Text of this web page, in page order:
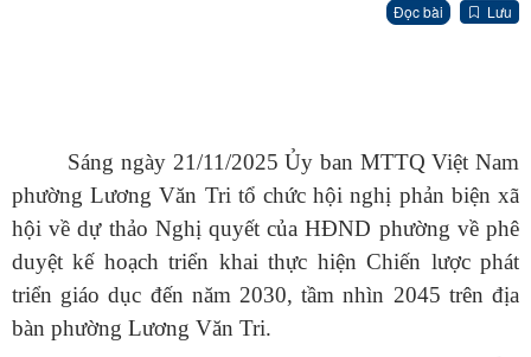
Đọc bài Lưu
Sáng ngày 21/11/2025 Ủy ban MTTQ Việt Nam
phường Lương Văn Tri tổ chức hội nghị phản biện xã
hội về dự thảo Nghị quyết của HĐND phường về phê
duyệt kế hoạch triển khai thực hiện Chiến lược phát
triển giáo dục đến năm 2030, tầm nhìn 2045 trên địa
bàn phường Lương Văn Tri.